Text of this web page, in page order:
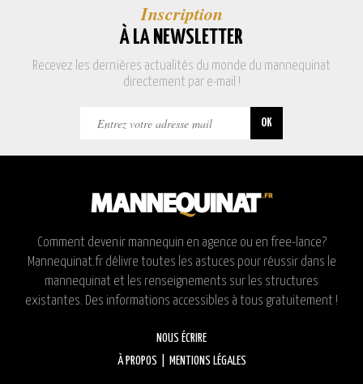
Inscription
À LA NEWSLETTER
Recevez les dernières actualités du monde du mannequinat
directement par e-mail !
Comment devenir mannequin en agence ou en free-lance?
Mannequinat.fr délivre toutes les astuces pour réussir dans le
mannequinat et les renseignements sur les structures
existantes. Des informations accessibles à tous gratuitement !
NOUS ÉCRIRE
À PROPOS
MENTIONS LÉGALES